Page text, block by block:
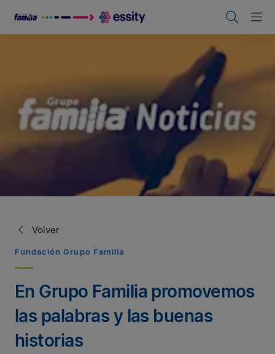
Volver
Fundación Grupo Familia
En Grupo Familia promovemos
las palabras y las buenas
historias